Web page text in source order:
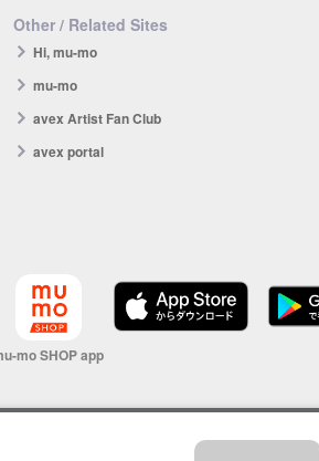
Other / Related Sites
Hi, mu-mo
mu-mo
avex Artist Fan Club
avex portal
mo SHOP app